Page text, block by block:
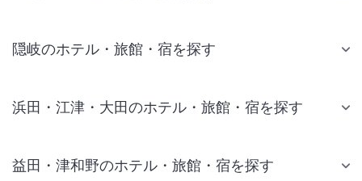
隠岐のホテル・旅館・宿を探す
浜田・江津・大田のホテル・旅館・宿を探す
益田・津和野のホテル・旅館・宿を探す